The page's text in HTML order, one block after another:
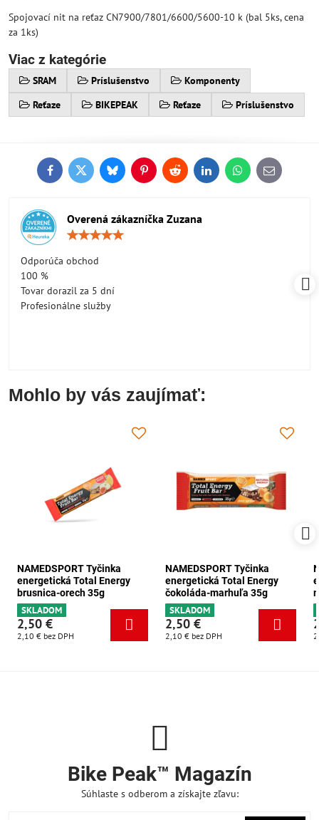
Spojovací nit na reťaz CN7900/7801/6600/5600-10 k (bal 5ks, cena
za 1ks)
Viac z kategórie
SRAM Príslušenstvo
Komponenty
Reťaze
BIKEPEAK Reťaze Príslušenstvo
FacebookTwitterBlueskyPinterestReddit LinkedInWhatsApp
E-
mail
Overená zákazníčka Zuzana
Odporúča obchod
100 %
Tovar dorazil za 5 dní
Profesionálne služby
Mohlo by vás zaujímať:
NAMEDSPORT Tyčinka
energetická Total Energy
brusnica-orech 35g
SKLADOM
2,50 €
2,10 € bez DPH
NAMEDSPORT Tyčinka
energetická Total Energy
čokoláda-marhuľa 35g
SKLADOM
2,50 €
2,10 € bez DPH
Bike Peak™ Magazín
Súhlaste s odberom a získajte zľavu: